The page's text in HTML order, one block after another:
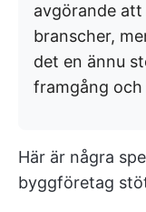
avgörande
branscher,
det en ännu
framgång och
Här är några
byggföretag